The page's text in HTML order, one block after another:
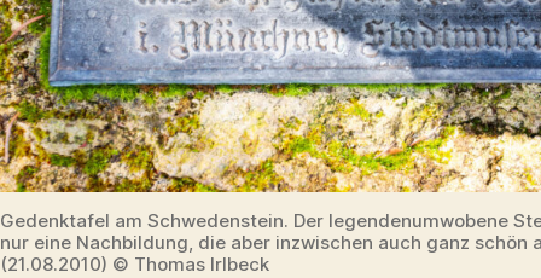
Gedenktafel am Schwedenstein. Der legendenumwobene
nur eine Nachbildung, die aber inzwischen auch ganz schön
(21.08.2010) © Thomas Irlbeck